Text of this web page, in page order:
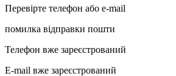
Перевірте телефон або e-mail
помилка відправки пошти
Телефон вже зареєстрований
E-mail вже зареєстрований